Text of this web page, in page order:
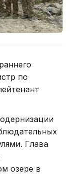
по
Глава
озере в